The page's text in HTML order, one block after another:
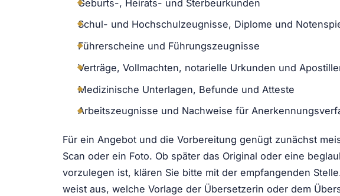
Geburts-, Heirats- und Sterbeurkunden
Schul- und Hochschulzeugnisse, Diplome und
Führerscheine und Führungszeugnisse
Verträge, Vollmachten, notarielle Urkunden und
Medizinische Unterlagen, Befunde und Atteste
Arbeitszeugnisse und Nachweise für
Für ein Angebot und die Vorbereitung genügt zunächst
Scan oder ein Foto. Ob später das Original oder eine
vorzulegen ist, klären Sie bitte mit der empfangenden
weist aus, welche Vorlage der Übersetzerin oder dem